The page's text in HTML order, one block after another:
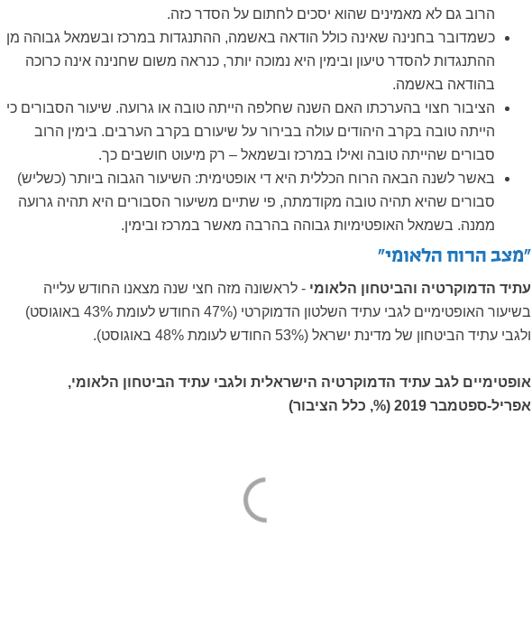
הרוב גם לא מאמינים שהוא יסכים לחתום על הסדר כזה.
כשמדובר בחנינה שאינה כולל הודאה באשמה, ההתנגדות במרכז ובשמאל גבוהה מן
ההתנגדות להסדר טיעון ובימין היא נמוכה יותר, כנראה משום שחנינה אינה כרוכה
בהודאה באשמה.
הציבור חצוי בהערכתו האם השנה שחלפה הייתה טובה או גרועה. שיעור הסבורים כי
הייתה טובה בקרב היהודים עולה בבירור על שיעורם בקרב הערבים. בימין הרוב
סבורים שהייתה טובה ואילו במרכז ובשמאל – רק מיעוט חושבים כך.
באשר לשנה הבאה הרוח הכללית היא די אופטימית: השיעור הגבוה ביותר (כשליש)
סבורים שהיא תהיה טובה מקודמתה, פי שתיים משיעור הסבורים היא תהיה גרועה
ממנה. בשמאל האופטימיות גבוהה בהרבה מאשר במרכז ובימין.
"מצב הרוח הלאומי"
עתיד הדמוקרטיה והביטחון הלאומי - לראשונה מזה חצי שנה מצאנו החודש עלייה
בשיעור האופטימיים לגבי עתיד השלטון הדמוקרטי (47% החודש לעומת 43% באוגוסט)
ולגבי עתיד הביטחון של מדינת ישראל (53% החודש לעומת 48% באוגוסט).
אופטימיים לגב עתיד הדמוקרטיה הישראלית ולגבי עתיד הביטחון הלאומי,
אפריל-ספטמבר 2019 (%, כלל הציבור)